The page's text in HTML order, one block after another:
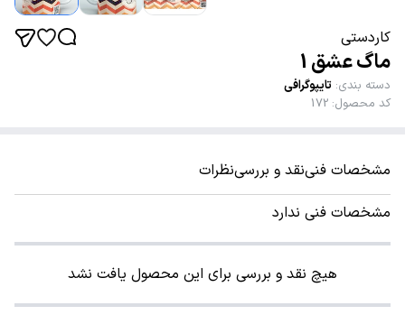
کاردستی
ماگ عشق 1
دسته بندی: تایپوگرافی
کد محصول:
172
مشخصات فنینقد و بررسینظرات
مشخصات فنی ندارد
هیچ نقد و بررسی برای این محصول یافت نشد